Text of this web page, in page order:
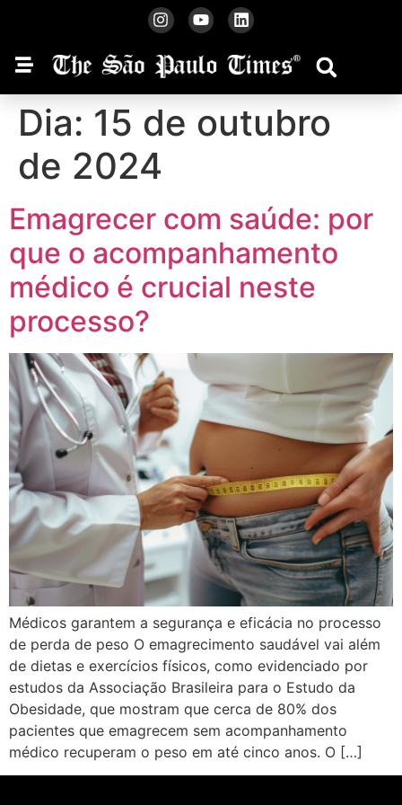
Dia: 15 de outubro
de 2024
Emagrecer com saúde: por
que o acompanhamento
médico é crucial neste
processo?
Médicos garantem a segurança e eficácia no processo
de perda de peso O emagrecimento saudável vai além
de dietas e exercícios físicos, como evidenciado por
estudos da Associação Brasileira para o Estudo da
Obesidade, que mostram que cerca de 80% dos
pacientes que emagrecem sem acompanhamento
médico recuperam o peso em até cinco anos. O […]